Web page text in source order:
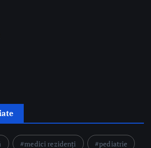
consultări și negocieri cu organizațiile
din domeniul medical privind modificarea